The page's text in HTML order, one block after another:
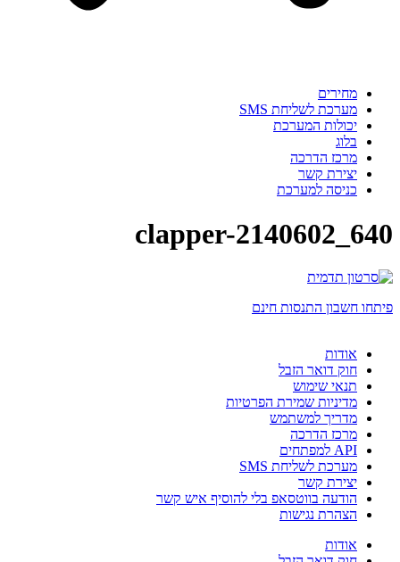
מחירים
מערכת לשליחת SMS
יכולות המערכת
בלוג
מרכז הדרכה
יצירת קשר
כניסה למערכת
clapper-2140602_640
פיתחו חשבון התנסות חינם
אודות
חוק דואר הזבל
תנאי שימוש
מדיניות שמירת הפרטיות
מדריך למשתמש
מרכז הדרכה
API למפתחים
מערכת לשליחת SMS
יצירת קשר
הודעה בווטסאפ בלי להוסיף איש קשר
הצהרת נגישות
אודות